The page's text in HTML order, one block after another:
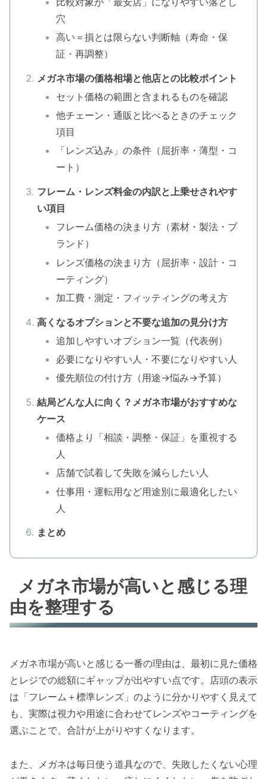
穴
高い＝損とは限らない判断軸（寿命・保
証・再調整）
メガネ市場の価格相場と他店との比較ポイント
セット価格の範囲と含まれるものを確認
他チェーン・通販と比べるときのチェック
項目
「レンズ込み」の条件（屈折率・薄型・コ
ート）
フレーム・レンズ料金の内訳と上乗せされやす
い項目
フレーム価格の決まり方（素材・製法・ブ
ランド）
レンズ価格の決まり方（屈折率・設計・コ
ーティング）
加工費・測定・フィッティングの考え方
高くなるオプションと不要な追加の見分け方
追加しやすいオプション一覧（代表例）
必要になりやすい人・不要になりやすい人
優先順位の付け方（用途→悩み→予算）
結局どんな人に向く？メガネ市場がおすすめな
ケース
価格より「相談・調整・保証」を重視する
人
店舗で試着して失敗を減らしたい人
仕事用・運転用など用途別に最適化したい
人
まとめ
メガネ市場が高いと感じる理
由を整理する
メガネ市場が高いと感じる一番の理由は、最初に見た価格
とレジでの総額にギャップが出やすい点です。店頭の表示
は「フレーム＋標準レンズ」のように分かりやすく見えて
も、実際は視力や用途に合わせてレンズやコーティングを
選ぶことで、合計が上がりやすくなります。
また、メガネは毎日使う道具なので、失敗したくない心理